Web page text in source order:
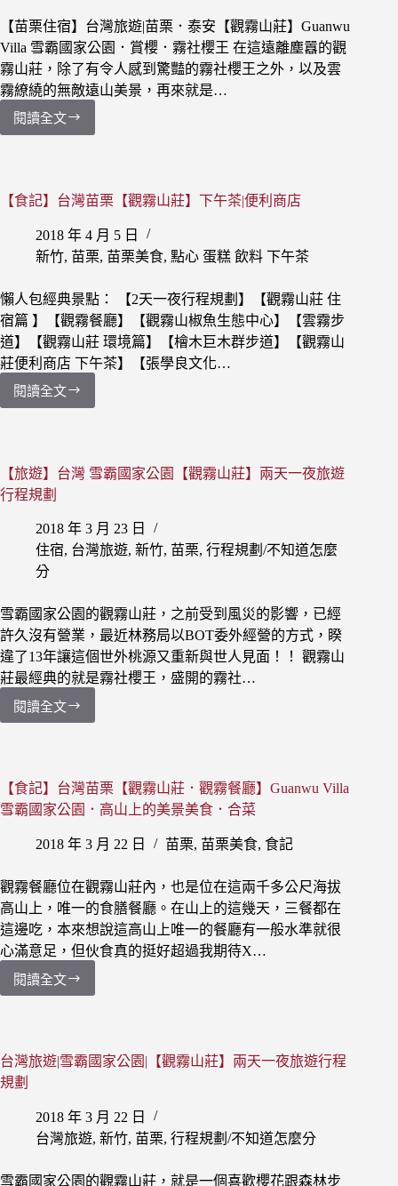
點
|
新
竹．
五
峰
家
三
毛
經
典
語
錄
【苗栗住宿】台灣旅遊|苗栗．泰安【觀霧山莊】Guanwu
Villa 雪霸國家公園．賞櫻．霧社櫻王 在這遠離塵囂的觀
霧山莊，除了有令人感到驚豔的霧社櫻王之外，以及雲
霧繚繞的無敵遠山美景，再來就是…
閱讀全文
【苗
台
旅
遊|
栗．
泰
安
【觀
霧
山
莊】
霸
國
公
園．
賞
霧
社
櫻
王
【食記】台灣苗栗【觀霧山莊】下午茶|便利商店
2018 年 4 月 5 日
新竹, 苗栗, 苗栗美食, 點心 蛋糕 飲料 下午茶
懶人包經典景點： 【2天一夜行程規劃】【觀霧山莊 住
宿篇 】【觀霧餐廳】【觀霧山椒魚生態中心】【雲霧步
道】【觀霧山莊 環境篇】【檜木巨木群步道】【觀霧山
莊便利商店 下午茶】【張學良文化…
閱讀全文
【食
苗
栗
霧
山
莊】
午
茶|
便
利
商
店
【旅遊】台灣 雪霸國家公園【觀霧山莊】兩天一夜旅遊
行程規劃
2018 年 3 月 23 日
住宿, 台灣旅遊, 新竹, 苗栗, 行程規劃/不知道怎麼
分
雪霸國家公園的觀霧山莊，之前受到風災的影響，已經
許久沒有營業，最近林務局以BOT委外經營的方式，睽
違了13年讓這個世外桃源又重新與世人見面！！ 觀霧山
莊最經典的就是霧社櫻王，盛開的霧社…
閱讀全文
【旅
雪
霸
家
園
【觀
山
莊】
兩
天
旅
遊
規
劃
【食記】台灣苗栗【觀霧山莊．觀霧餐廳】Guanwu Villa
雪霸國家公園．高山上的美景美食．合菜
2018 年 3 月 22 日 苗栗, 苗栗美食, 食記
觀霧餐廳位在觀霧山莊內，也是位在這兩千多公尺海拔
高山上，唯一的食膳餐廳。在山上的這幾天，三餐都在
這邊吃，本來想說這高山上唯一的餐廳有一般水準就很
心滿意足，但伙食真的挺好超過我期待X…
閱讀全文
【食
苗
霧
山
觀
台灣旅遊|雪霸國家公園|【觀霧山莊】兩天一夜旅遊行程
規劃
2018 年 3 月 22 日
台灣旅遊, 新竹, 苗栗, 行程規劃/不知道怎麼分
雪霸國家公園的觀霧山莊，就是一個喜歡櫻花跟森林步